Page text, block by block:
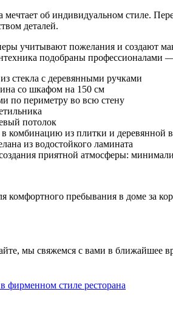
об индивидуальном стиле.
деталей.
учитывают пожелания и создают
подобраны профессионалами
стекла с деревянными ручками
со шкафом на 150 см
по периметру во всю стену
потолок
комбинацию из плитки и деревянной
из водостойкого ламината
приятной атмосферы:
комфортного пребывания в доме за
мы свяжемся с вами в ближайшее
фирменном стиле ресторана